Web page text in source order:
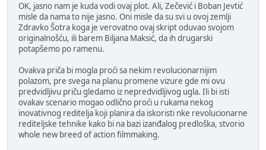
OK, jasno nam je kuda vodi ovaj plot. Ali, Zečević i Boban Jevtić
misle da nama to nije jasno. Oni misle da su svi u ovoj zemlji
Zdravko Šotra koga je verovatno ovaj skript oduvao svojom
originalnošću, ili barem Biljana Maksić, da ih drugarski
potapšemo po ramenu.
Ovakva priča bi mogla proći sa nekim revolucionarnijim
polazom, pre svega na planu promene vizure gde mi ovu
predvidljivu priču gledamo iz nepredvidljivog ugla. Ili bi isti
ovakav scenario mogao odlično proći u rukama nekog
inovativnog reditelja koji planira da iskoristi nke revolucionarne
rediteljske tehnike kako bi na bazi izanđalog predloška, stvorio
whole new breed of action filmmaking.